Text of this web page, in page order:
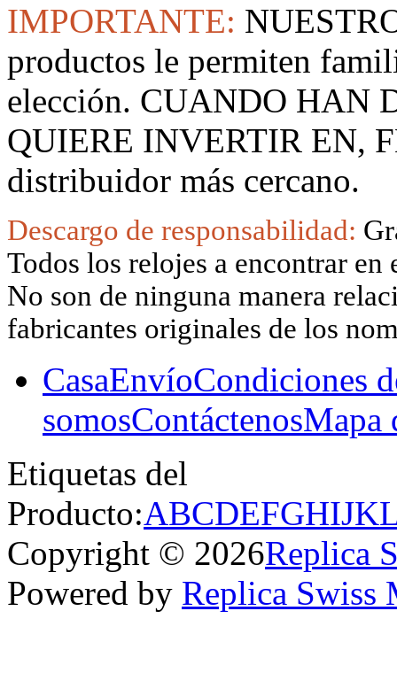
IMPORTANTE:
productos le permiten
elección. CUANDO HAN
QUIERE INVERTIR EN,
distribuidor más cercano.
Descargo de responsabilidad:
Todos los relojes a encontrar
No son de ninguna manera
fabricantes originales de los
CasaEnvíoCondiciones
somosContáctenosMapa
Etiquetas del
Producto:ABCDEFGHIJK
Copyright © 2026Replica
Powered by Replica Swiss